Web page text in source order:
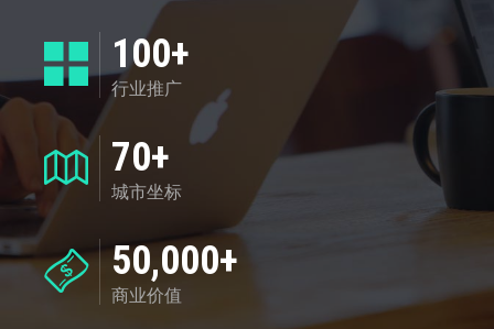
100+
行业推广
70+
城市坐标
50,000+
商业价值